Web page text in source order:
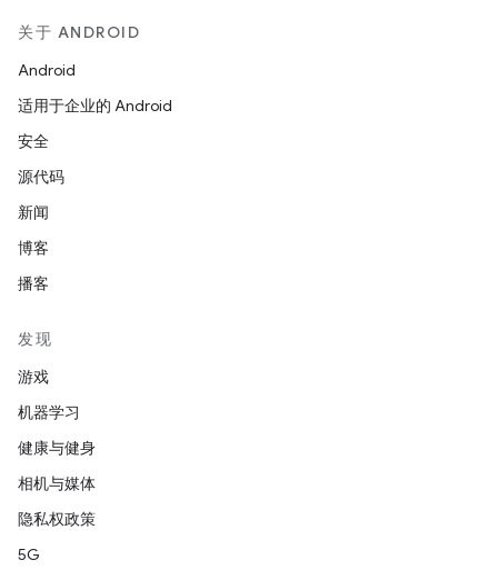
关于 ANDROID
Android
适用于企业的 Android
安全
源代码
新闻
博客
播客
发现
游戏
机器学习
健康与健身
相机与媒体
隐私权政策
5G